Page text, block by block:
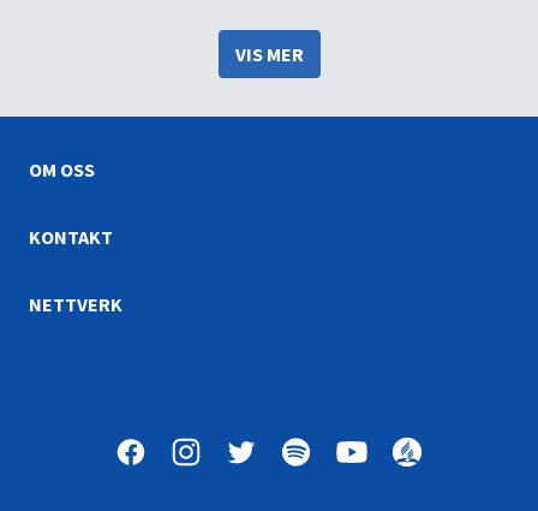
fortsatt er relevant i dag.
historiene om troende som
ble latterliggjort, hånet og
martyrdømt, men likevel
VIS MER
OM OSS
KONTAKT
NETTVERK